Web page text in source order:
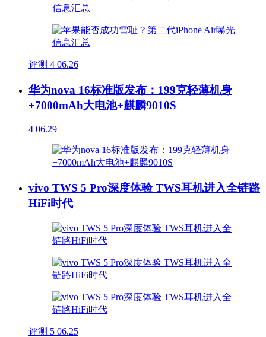
评测 4 06.26
华为nova 16标准版发布：199克轻薄机身
+7000mAh大电池+麒麟9010S
4 06.29
vivo TWS 5 Pro深度体验 TWS耳机进入全链路
HiFi时代
评测 5 06.25